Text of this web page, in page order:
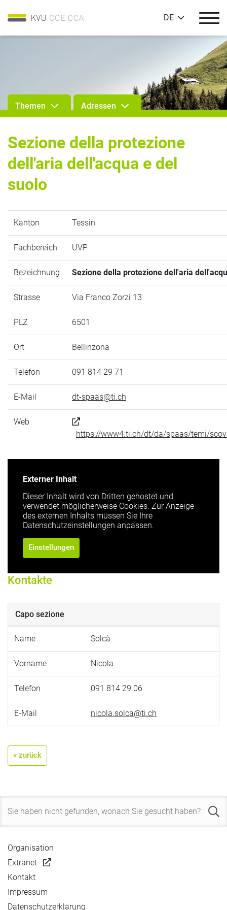
DE
Themen Adressen
Sezione della protezione
dell'aria dell'acqua e del
suolo
Kanton Tessin
Fachbereich UVP
Bezeichnung Sezione della protezione dell'aria
Strasse Via Franco Zorzi 13
PLZ 6501
Ort Bellinzona
Telefon 091 814 29 71
E-Mail dt-spaas@ti.ch
Web
https://www4.ti.ch/dt/da/spaas/temi/
Externer Inhalt
Dieser Inhalt wird von Dritten gehostet und
verwendet möglicherweise Cookies. Zur Anzeige
des externen Inhalts müssen Sie Ihre
Datenschutzeinstellungen anpassen.
Einstellungen
Kontakte
Capo sezione
Name Solcà
Vorname Nicola
Telefon 091 814 29 06
E-Mail nicola.solca@ti.ch
« zurück
Organisation
Extranet
Kontakt
Impressum
Datenschutzerklärung